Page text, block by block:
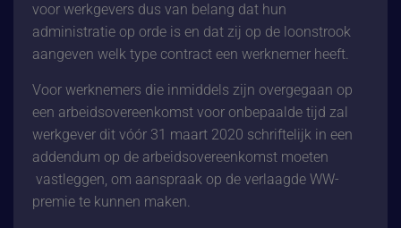
voor werkgevers dus van belang dat hun
administratie op orde is en dat zij op de loonstrook
aangeven welk type contract een werknemer heeft.
Voor werknemers die inmiddels zijn overgegaan op
een arbeidsovereenkomst voor onbepaalde tijd zal
werkgever dit vóór 31 maart 2020 schriftelijk in een
addendum op de arbeidsovereenkomst moeten
vastleggen, om aanspraak op de verlaagde WW-
premie te kunnen maken.